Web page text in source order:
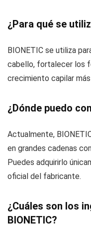
¿Para qué se
BIONETIC se utiliza
cabello, fortalecer los
crecimiento capilar
¿Dónde puedo
Actualmente,
en grandes cadenas
Puedes adquirirlo
oficial del fabricante.
¿Cuáles son los
BIONETIC?